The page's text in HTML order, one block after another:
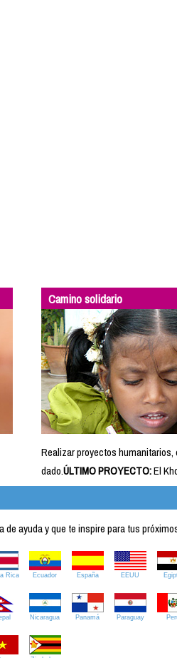
Camino solidario
Realizar proyectos
dado.ÚLTIMO PROYECTO:El
ayuda y que te inspire para tus
Rica Ecuador España EEUU
Nicaragua Panamá Paraguay